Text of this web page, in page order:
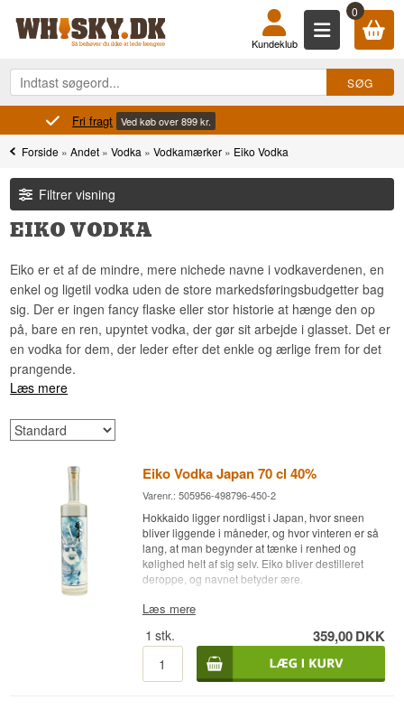
0
Kundeklub
Fri fragt Ved køb over 899 kr.
Forside »Andet »Vodka »Vodkamærker » Eiko Vodka
Filtrer visning
EIKO VODKA
Eiko er et af de mindre, mere nichede navne i vodkaverdenen, en
enkel og ligetil vodka uden de store markedsføringsbudgetter bag
sig. Der er ingen fancy flaske eller stor historie at hænge den op
på, bare en ren, upyntet vodka, der gør sit arbejde i glasset. Det er
en vodka for dem, der leder efter det enkle og ærlige frem for det
prangende.
Læs mere
Eiko Vodka Japan 70 cl 40%
Varenr.: 505956-498796-450-2
Hokkaido ligger nordligst i Japan, hvor sneen
bliver liggende i måneder, og hvor vinteren er så
lang, at man begynder at tænke i renhed og
kølighed helt af sig selv. Eiko bliver destilleret
deroppe, og navnet betyder ære.
Ekspertens beskrivelse
Eiko Vodka er en Japansk Vodka fra Hokkaido,
tripeldestilleret og filtreret fire gange, aftappet ved
40%.
Læs mere
1 stk. 359,00DKK